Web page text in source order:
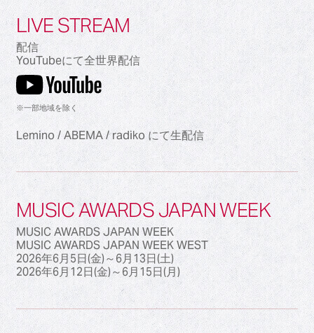
LIVE STREAM
配信
YouTubeにて全世界配信
※一部地域を除く
Lemino / ABEMA / radiko にて生配信
MUSIC AWARDS JAPAN WEEK
MUSIC AWARDS JAPAN WEEK
MUSIC AWARDS JAPAN WEEK WEST
2026年6月5日(金)～6月13日(土)
2026年6月12日(金)～6月15日(月)